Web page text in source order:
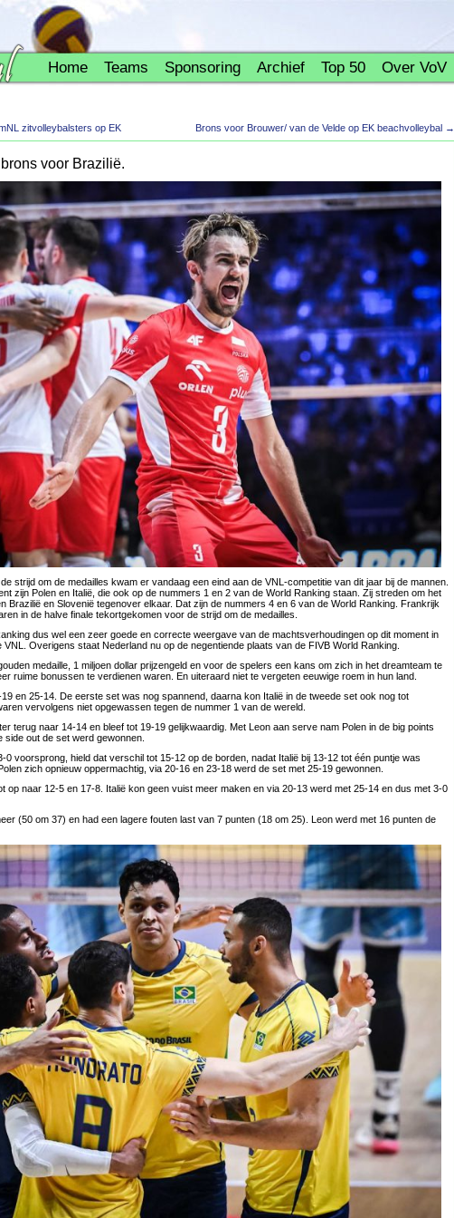
Home Teams Sponsoring Archief Top 50 Over VoV
zitvolleybalsters op EK Brons voor Brouwer/ van de Velde op EK beachvolleybal →
voor Brazilië.
de strijd om de medailles kwam er vandaag een eind aan de VNL-competitie van dit jaar bij de mannen.
zijn Polen en Italië, die ook op de nummers 1 en 2 van de World Ranking staan. Zij streden om het
Brazilië en Slovenië tegenover elkaar. Dat zijn de nummers 4 en 6 van de World Ranking. Frankrijk
in de halve finale tekortgekomen voor de strijd om de medailles.
dus wel een zeer goede en correcte weergave van de machtsverhoudingen op dit moment in
Overigens staat Nederland nu op de negentiende plaats van de FIVB World Ranking.
medaille, 1 miljoen dollar prijzengeld en voor de spelers een kans om zich in het dreamteam te
ruime bonussen te verdienen waren. En uiteraard niet te vergeten eeuwige roem in hun land.
en 25-14. De eerste set was nog spannend, daarna kon Italië in de tweede set ook nog tot
vervolgens niet opgewassen tegen de nummer 1 van de wereld.
terug naar 14-14 en bleef tot 19-19 gelijkwaardig. Met Leon aan serve nam Polen in de big points
side out de set werd gewonnen.
0 voorsprong, hield dat verschil tot 15-12 op de borden, nadat Italië bij 13-12 tot één puntje was
zich opnieuw oppermachtig, via 20-16 en 23-18 werd de set met 25-19 gewonnen.
op naar 12-5 en 17-8. Italië kon geen vuist meer maken en via 20-13 werd met 25-14 en dus met 3-0
(50 om 37) en had een lagere fouten last van 7 punten (18 om 25). Leon werd met 16 punten de